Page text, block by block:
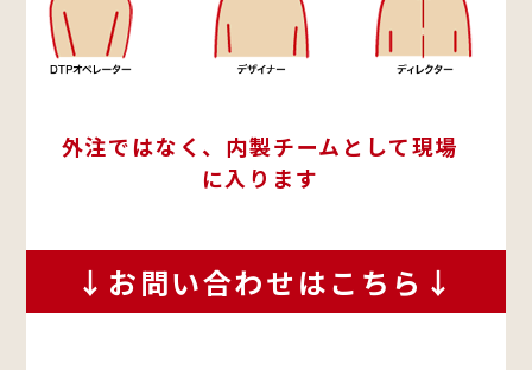
外注ではなく、内製チームとして現場
に入ります
↓お問い合わせはこちら↓